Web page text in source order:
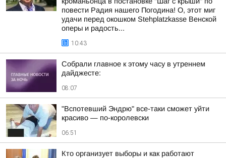
повести Радия нашего Погодина! О, этот миг
удачи перед окошком Stehplatzkasse Венской
оперы и радость...
10:43
Собрали главное к этому часу в утреннем
дайджесте:
08:07
"Вспотевший Эндрю" все-таки сможет уйти
красиво — по-королевски
06:51
Кто организует выборы и как работают